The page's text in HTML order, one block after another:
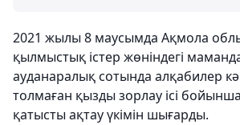
2021 жылы 8 маусымда Ақмола
қылмыстық істер жөніндегі
ауданаралық сотында алқабилер
толмаған қызды зорлау ісі
қатысты ақтау үкімін шығарды.